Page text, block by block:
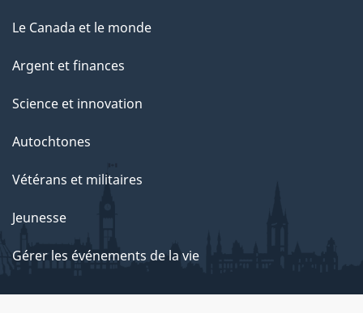
Le Canada et le monde
Argent et finances
Science et innovation
Autochtones
Vétérans et militaires
Jeunesse
Gérer les événements de la vie